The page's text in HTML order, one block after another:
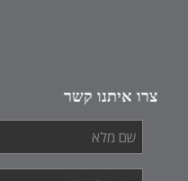
צרו איתנו קשר
מלא *